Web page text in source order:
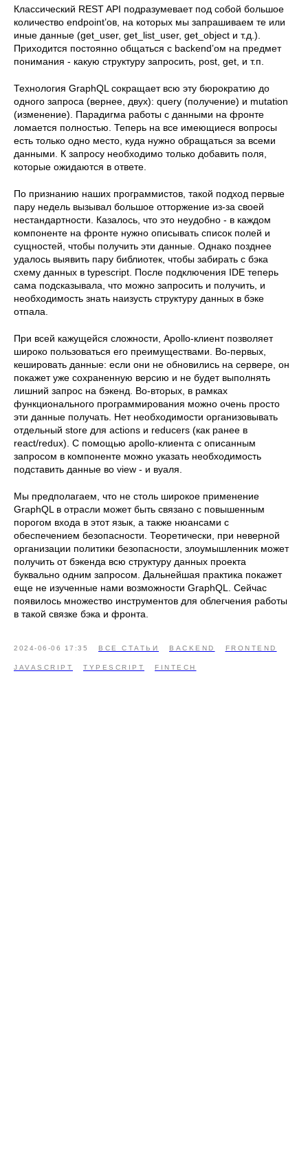
Классический REST API подразумевает под собой большое
количество endpoint’ов, на которых мы запрашиваем те или
иные данные (get_user, get_list_user, get_object и т.д.).
Приходится постоянно общаться с backend’ом на предмет
понимания - какую структуру запросить, post, get, и т.п.
Технология GraphQL сокращает всю эту бюрократию до
одного запроса (вернее, двух): query (получение) и mutation
(изменение). Парадигма работы с данными на фронте
ломается полностью. Теперь на все имеющиеся вопросы
есть только одно место, куда нужно обращаться за всеми
данными. К запросу необходимо только добавить поля,
которые ожидаются в ответе.
По признанию наших программистов, такой подход первые
пару недель вызывал большое отторжение из-за своей
нестандартности. Казалось, что это неудобно - в каждом
компоненте на фронте нужно описывать список полей и
сущностей, чтобы получить эти данные. Однако позднее
удалось выявить пару библиотек, чтобы забирать с бэка
схему данных в typescript. После подключения IDE теперь
сама подсказывала, что можно запросить и получить, и
необходимость знать наизусть структуру данных в бэке
отпала.
При всей кажущейся сложности, Apollo-клиент позволяет
широко пользоваться его преимуществами. Во-первых,
кешировать данные: если они не обновились на сервере, он
покажет уже сохраненную версию и не будет выполнять
лишний запрос на бэкенд. Во-вторых, в рамках
функционального программирования можно очень просто
эти данные получать. Нет необходимости организовывать
отдельный store для actions и reducers (как ранее в
react/redux). С помощью apollo-клиента с описанным
запросом в компоненте можно указать необходимость
подставить данные во view - и вуаля.
Мы предполагаем, что не столь широкое применение
GraphQL в отрасли может быть связано с повышенным
порогом входа в этот язык, а также нюансами с
обеспечением безопасности. Теоретически, при неверной
организации политики безопасности, злоумышленник может
получить от бэкенда всю структуру данных проекта
буквально одним запросом. Дальнейшая практика покажет
еще не изученные нами возможности GraphQL. Сейчас
появилось множество инструментов для облегчения работы
в такой связке бэка и фронта.
2024-06-06 17:35 ВСЕ СТАТЬИ BACKEND FRONTEND
JAVASCRIPT TYPESCRIPT FINTECH